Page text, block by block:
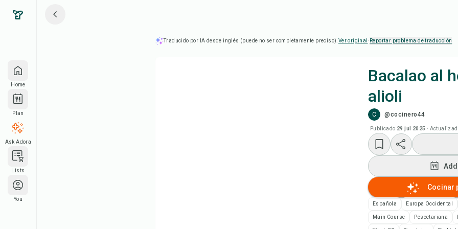
Home
Plan
Ask Adora
Lists
You
Traducido por IA desde inglés (puede no ser completamente preciso). Ver original · Reportar problema de traducción
Bacalao al
alioli
C @cocinero44
Publicado 29 jul 2025 ·
Cocinar
Española Europa Occidental
Main Course Pescetariana